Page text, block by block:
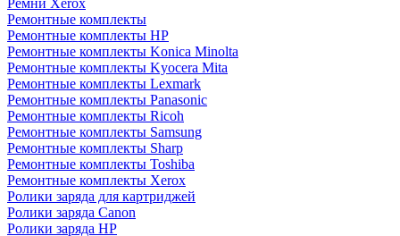
Ремни Xerox
Ремонтные комплекты
Ремонтные комплекты HP
Ремонтные комплекты Konica Minolta
Ремонтные комплекты Kyocera Mita
Ремонтные комплекты Lexmark
Ремонтные комплекты Panasonic
Ремонтные комплекты Ricoh
Ремонтные комплекты Samsung
Ремонтные комплекты Sharp
Ремонтные комплекты Toshiba
Ремонтные комплекты Xerox
Ролики заряда для картриджей
Ролики заряда Canon
Ролики заряда HP